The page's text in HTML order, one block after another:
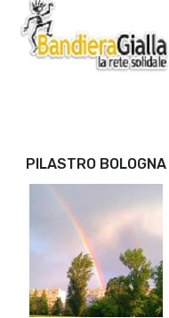
PILASTRO BOLOGNA